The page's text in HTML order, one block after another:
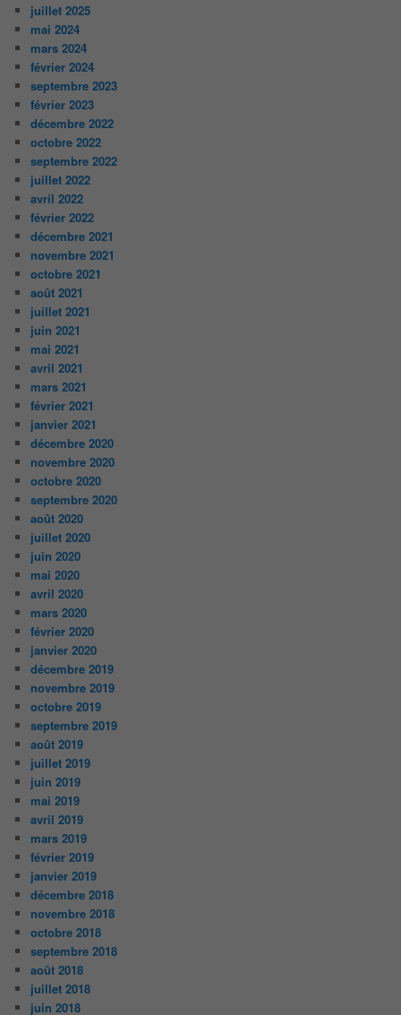
juillet 2025
mai 2024
mars 2024
février 2024
septembre 2023
février 2023
décembre 2022
octobre 2022
septembre 2022
juillet 2022
avril 2022
février 2022
décembre 2021
novembre 2021
octobre 2021
août 2021
juillet 2021
juin 2021
mai 2021
avril 2021
mars 2021
février 2021
janvier 2021
décembre 2020
novembre 2020
octobre 2020
septembre 2020
août 2020
juillet 2020
juin 2020
mai 2020
avril 2020
mars 2020
février 2020
janvier 2020
décembre 2019
novembre 2019
octobre 2019
septembre 2019
août 2019
juillet 2019
juin 2019
mai 2019
avril 2019
mars 2019
février 2019
janvier 2019
décembre 2018
novembre 2018
octobre 2018
septembre 2018
août 2018
juillet 2018
juin 2018